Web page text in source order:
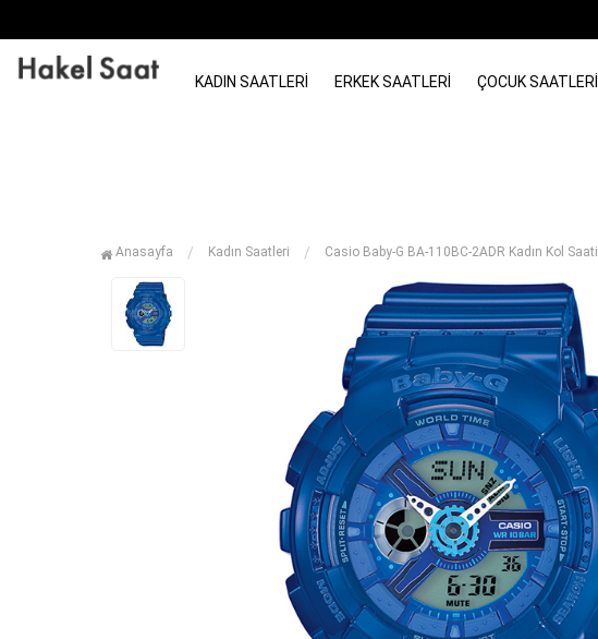
KADIN SAATLERI ERKEK SAATLERI ÇOCUK SAATLERI
Anasayfa Kadın Saatleri Casio Baby-G BA-110BC-2ADR Kadın Kol Saati